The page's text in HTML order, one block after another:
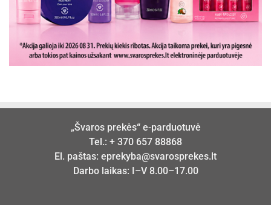
„Švaros prekės“ e-parduotuvė
Tel.: + 370 657 88868
El. paštas: eprekyba@svarosprekes.lt
Darbo laikas: I–V 8.00–17.00